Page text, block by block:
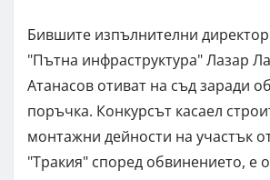
Бившите изпълнителни
"Пътна инфраструктура" Лазар
Атанасов отиват на съд заради
поръчка. Конкурсът касаел
монтажни дейности на участък
"Тракия" според обвинението, е